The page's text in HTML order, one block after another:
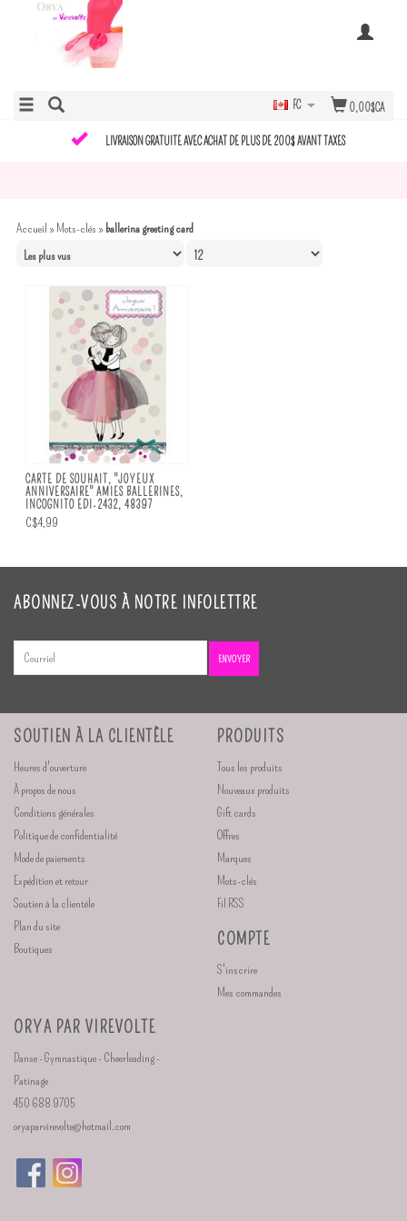
0,00$CA
FC
LIVRAISON GRATUITE AVEC ACHAT DE PLUS DE 200$ AVANT TAXES
Accueil »Mots-clés » ballerina greeting card
CARTE DE SOUHAIT, "JOYEUX
ANNIVERSAIRE" AMIES BALLERINES,
INCOGNITO EDI-2432, 48397
C$4,99
ABONNEZ-VOUS À NOTRE INFOLETTRE
ENVOYER
SOUTIEN À LA CLIENTÈLE
Heures d'ouverture
À propos de nous
Conditions générales
Politique de confidentialité
Mode de paiements
Expédition et retour
Soutien à la clientèle
Plan du site
Boutiques
PRODUITS
Tous les produits
Nouveaux produits
Gift cards
Offres
Marques
Mots-clés
Fil RSS
COMPTE
S'inscrire
Mes commandes
ORYA PAR VIREVOLTE
Danse - Gymnastique - Cheerleading -
Patinage
450 688 9705
oryaparvirevolte@hotmail.com